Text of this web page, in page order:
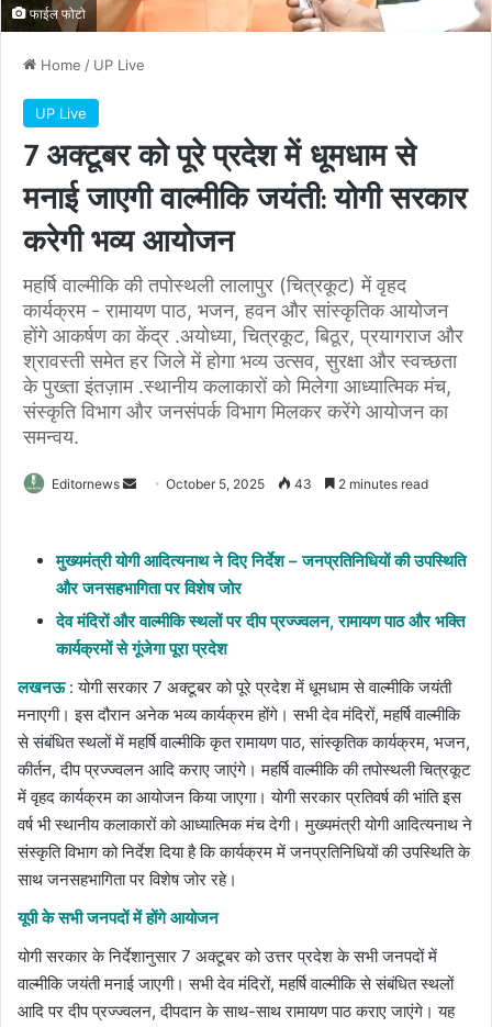
फाईल फोटो
Home / UP Live
UP Live
7 अक्टूबर को पूरे प्रदेश में धूमधाम से
मनाई जाएगी वाल्मीकि जयंती: योगी सरकार
करेगी भव्य आयोजन
महर्षि वाल्मीकि की तपोस्थली लालापुर (चित्रकूट) में वृहद
कार्यक्रम - रामायण पाठ, भजन, हवन और सांस्कृतिक आयोजन
होंगे आकर्षण का केंद्र .अयोध्या, चित्रकूट, बिठूर, प्रयागराज और
श्रावस्ती समेत हर जिले में होगा भव्य उत्सव, सुरक्षा और स्वच्छता
के पुख्ता इंतज़ाम .स्थानीय कलाकारों को मिलेगा आध्यात्मिक मंच,
संस्कृति विभाग और जनसंपर्क विभाग मिलकर करेंगे आयोजन का
समन्वय.
Editornews
SendOctober 5, 2025 43 2 minutes read
मुख्यमंत्री योगी आदित्यनाथ ने दिए निर्देश – जनप्रतिनिधियों की उपस्थिति
और जनसहभागिता पर विशेष जोर
देव मंदिरों और वाल्मीकि स्थलों पर दीप प्रज्ज्वलन, रामायण पाठ और भक्ति
कार्यक्रमों से गूंजेगा पूरा प्रदेश
लखनऊ : योगी सरकार 7 अक्टूबर को पूरे प्रदेश में धूमधाम से वाल्मीकि जयंती
मनाएगी। इस दौरान अनेक भव्य कार्यक्रम होंगे। सभी देव मंदिरों, महर्षि वाल्मीकि
से संबंधित स्थलों में महर्षि वाल्मीकि कृत रामायण पाठ, सांस्कृतिक कार्यक्रम, भजन,
कीर्तन, दीप प्रज्ज्वलन आदि कराए जाएंगे। महर्षि वाल्मीकि की तपोस्थली चित्रकूट
में वृहद कार्यक्रम का आयोजन किया जाएगा। योगी सरकार प्रतिवर्ष की भांति इस
वर्ष भी स्थानीय कलाकारों को आध्यात्मिक मंच देगी। मुख्यमंत्री योगी आदित्यनाथ ने
संस्कृति विभाग को निर्देश दिया है कि कार्यक्रम में जनप्रतिनिधियों की उपस्थिति के
साथ जनसहभागिता पर विशेष जोर रहे।
यूपी के सभी जनपदों में होंगे आयोजन
योगी सरकार के निर्देशानुसार 7 अक्टूबर को उत्तर प्रदेश के सभी जनपदों में
वाल्मीकि जयंती मनाई जाएगी। सभी देव मंदिरों, महर्षि वाल्मीकि से संबंधित स्थलों
आदि पर दीप प्रज्ज्वलन, दीपदान के साथ-साथ रामायण पाठ कराए जाएंगे। यह